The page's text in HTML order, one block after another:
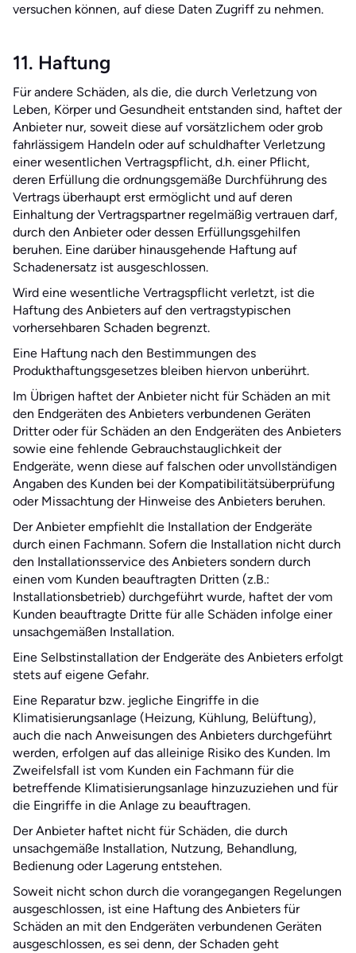
versuchen können, auf diese Daten Zugriff zu nehmen.
11. Haftung
Für andere Schäden, als die, die durch Verletzung von
Leben, Körper und Gesundheit entstanden sind, haftet der
Anbieter nur, soweit diese auf vorsätzlichem oder grob
fahrlässigem Handeln oder auf schuldhafter Verletzung
einer wesentlichen Vertragspflicht, d.h. einer Pflicht,
deren Erfüllung die ordnungsgemäße Durchführung des
Vertrags überhaupt erst ermöglicht und auf deren
Einhaltung der Vertragspartner regelmäßig vertrauen darf,
durch den Anbieter oder dessen Erfüllungsgehilfen
beruhen. Eine darüber hinausgehende Haftung auf
Schadenersatz ist ausgeschlossen.
Wird eine wesentliche Vertragspflicht verletzt, ist die
Haftung des Anbieters auf den vertragstypischen
vorhersehbaren Schaden begrenzt.
Eine Haftung nach den Bestimmungen des
Produkthaftungsgesetzes bleiben hiervon unberührt.
Im Übrigen haftet der Anbieter nicht für Schäden an mit
den Endgeräten des Anbieters verbundenen Geräten
Dritter oder für Schäden an den Endgeräten des Anbieters
sowie eine fehlende Gebrauchstauglichkeit der
Endgeräte, wenn diese auf falschen oder unvollständigen
Angaben des Kunden bei der Kompatibilitätsüberprüfung
oder Missachtung der Hinweise des Anbieters beruhen.
Der Anbieter empfiehlt die Installation der Endgeräte
durch einen Fachmann. Sofern die Installation nicht durch
den Installationsservice des Anbieters sondern durch
einen vom Kunden beauftragten Dritten (z.B.:
Installationsbetrieb) durchgeführt wurde, haftet der vom
Kunden beauftragte Dritte für alle Schäden infolge einer
unsachgemäßen Installation.
Eine Selbstinstallation der Endgeräte des Anbieters erfolgt
stets auf eigene Gefahr.
Eine Reparatur bzw. jegliche Eingriffe in die
Klimatisierungsanlage (Heizung, Kühlung, Belüftung),
auch die nach Anweisungen des Anbieters durchgeführt
werden, erfolgen auf das alleinige Risiko des Kunden. Im
Zweifelsfall ist vom Kunden ein Fachmann für die
betreffende Klimatisierungsanlage hinzuzuziehen und für
die Eingriffe in die Anlage zu beauftragen.
Der Anbieter haftet nicht für Schäden, die durch
unsachgemäße Installation, Nutzung, Behandlung,
Bedienung oder Lagerung entstehen.
Soweit nicht schon durch die vorangegangen Regelungen
ausgeschlossen, ist eine Haftung des Anbieters für
Schäden an mit den Endgeräten verbundenen Geräten
ausgeschlossen, es sei denn, der Schaden geht